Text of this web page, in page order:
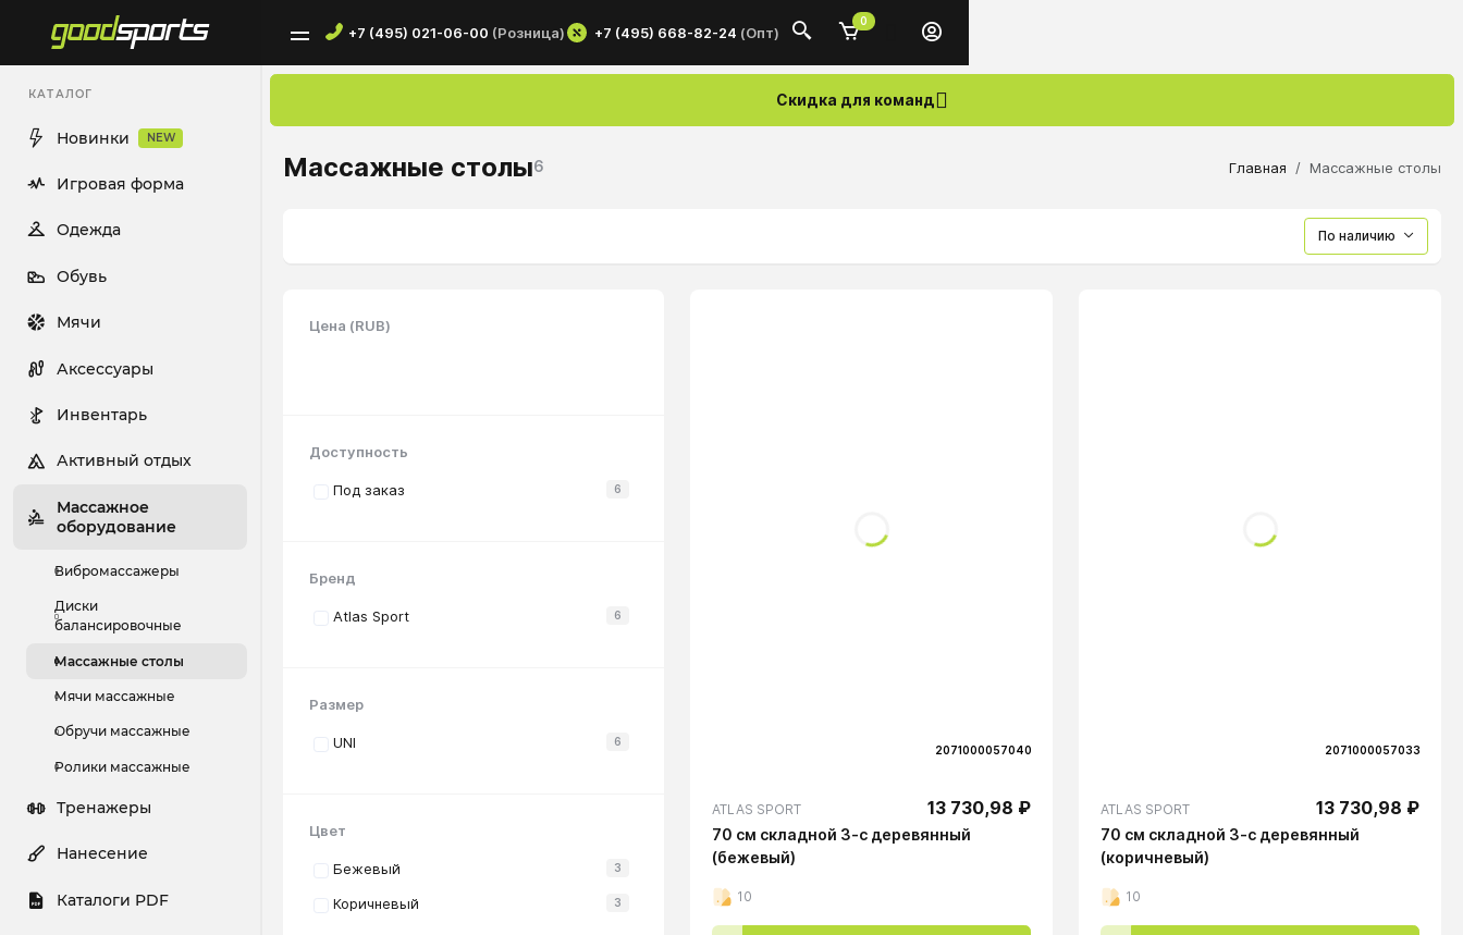
+7 (495) 021-06-00 (Розница) +7 (495) 668-82-24 (Опт)
0
КАТАЛОГ
Новинки NEW
Игровая форма
Одежда
Обувь
Мячи
Аксессуары
Инвентарь
Активный отдых
Массажное
оборудование
Вибромассажеры
Диски
балансировочные
Массажные столы
Мячи массажные
Обручи массажные
Ролики массажные
Тренажеры
Нанесение
Каталоги PDF
Скидка для команд
Массажные столы6 Главная Массажные столы
По наличию
Цена (RUB)
Доступность
Под заказ 6
Бренд
Atlas Sport 6
Размер
UNI 6
Цвет
Бежевый 3
Коричневый 3
2071000057040
ATLAS SPORT 13 730,98 ₽
70 см складной 3-с деревянный
(бежевый)
10
2071000057033
ATLAS SPORT 13 730,98 ₽
70 см складной 3-с деревянный
(коричневый)
10